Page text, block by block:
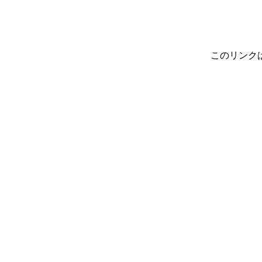
このリンク